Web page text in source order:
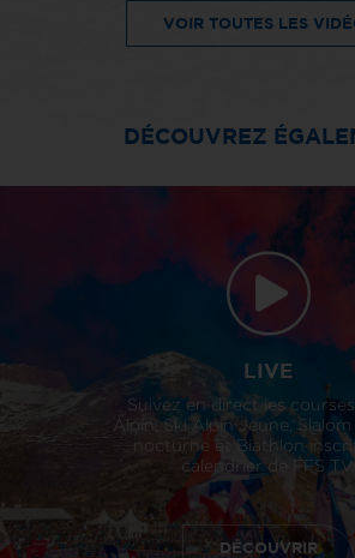
VOIR TOUTES LES
DÉCOUVREZ
LIVE
Suivez en direct les
Alpin, Ski Alpin Jeune, Slalom
nocturne et Biathlon
calendrier de FFS TV.
DÉCOUVRIR